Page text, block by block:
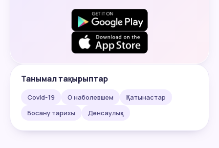
Танымал тақырыптар
Covid-19 О наболевшем
Қатынастар
Босану тарихы
Денсаулық